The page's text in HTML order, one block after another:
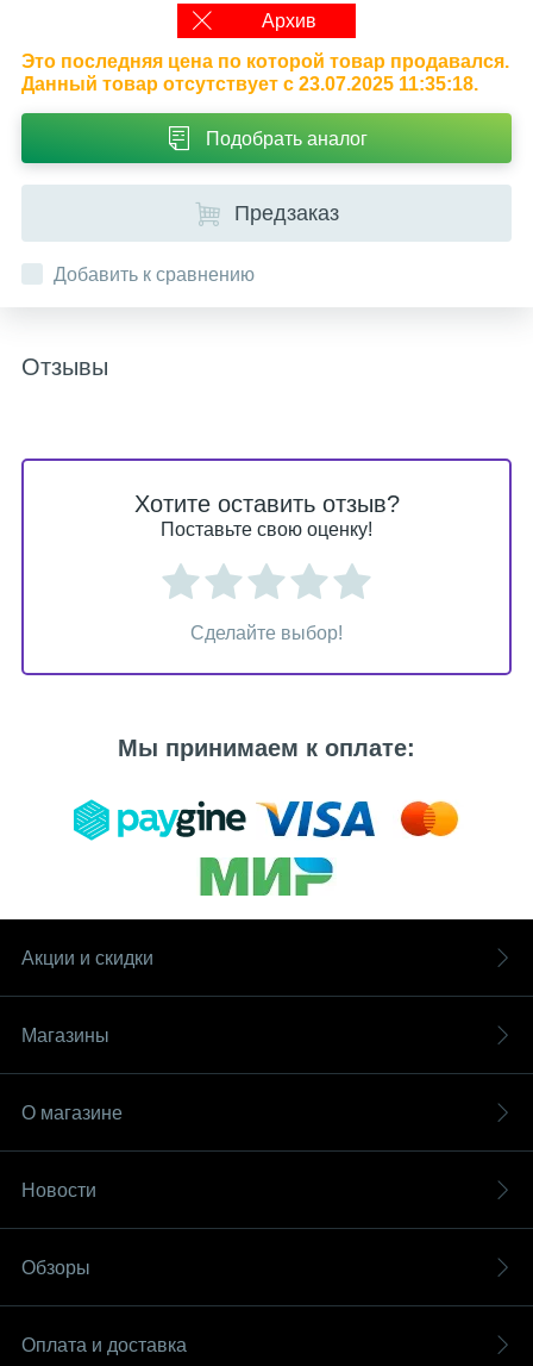
Архив
Это последняя цена по которой товар продавался.
Данный товар отсутствует с 23.07.2025 11:35:18.
Подобрать аналог
Предзаказ
Добавить к сравнению
Отзывы
Хотите оставить отзыв?
Поставьте свою оценку!
Сделайте выбор!
Мы принимаем к оплате:
Акции и скидки
Магазины
О магазине
Новости
Обзоры
Оплата и доставка